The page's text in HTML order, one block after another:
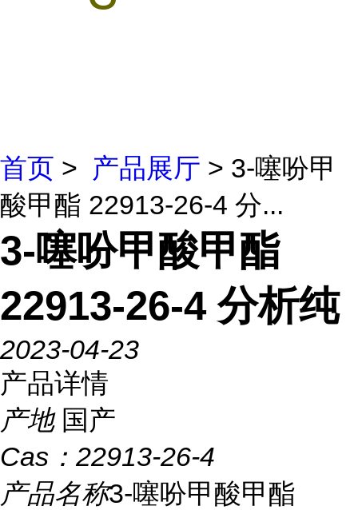
首页 > 产品展厅 > 3-噻吩甲
酸甲酯 22913-26-4 分...
3-噻吩甲酸甲酯
22913-26-4 分析纯
2023-04-23
产品详情
产地 国产
Cas： 22913-26-4
产品名称3-噻吩甲酸甲酯